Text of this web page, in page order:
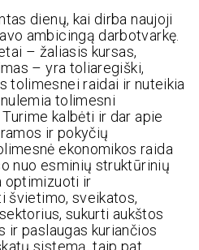
dienų, kai dirba naujoji
ambicingą darbotvarkę.
– žaliasis kursas,
– yra toliaregiški,
tolimesnei raidai ir nuteikia
tolimesni
kalbėti ir dar apie
ir pokyčių
ekonomikos raida
nuo esminių struktūrinių
optimizuoti ir
švietimo, sveikatos,
sukurti aukštos
ir paslaugas kuriančios